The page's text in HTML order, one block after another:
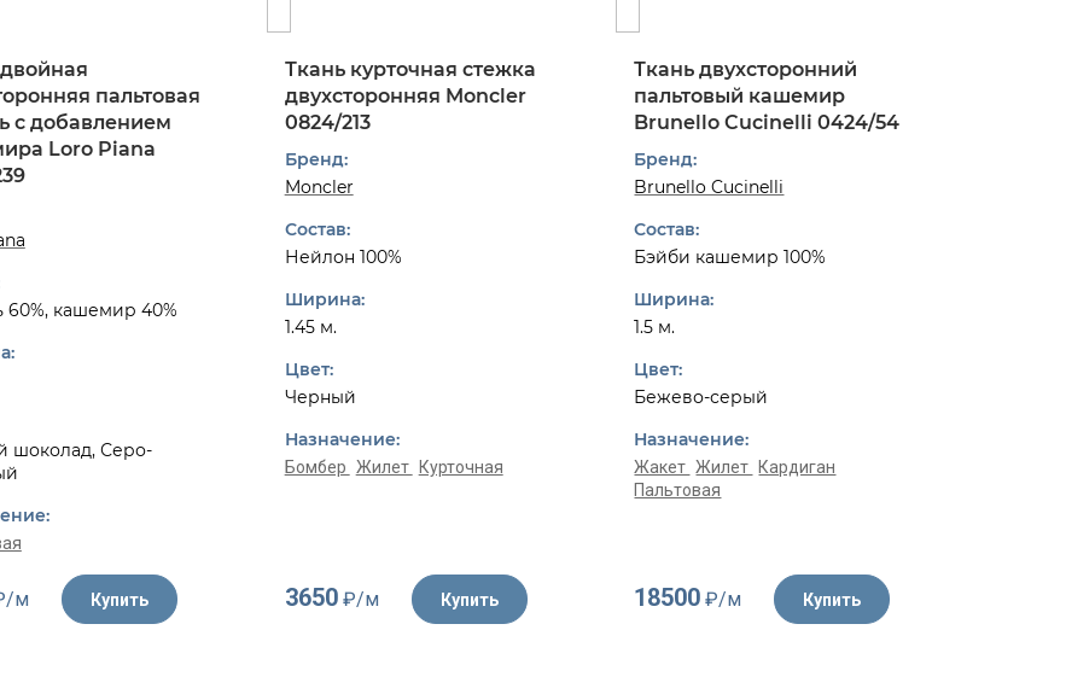
пальтовая
с добавлением
Loro Piana
60%, кашемир 40%
шоколад, Серо-
м Купить
Ткань курточная стежка
двухсторонняя Moncler
0824/213
Бренд:
Moncler
Состав:
Нейлон 100%
Ширина:
1.45 м.
Цвет:
Черный
Назначение:
Бомбер Жилет Курточная
3650₽/м Купить
Ткань двухсторонний
пальтовый кашемир
Brunello Cucinelli 0424/54
Бренд:
Brunello Cucinelli
Состав:
Бэйби кашемир 100%
Ширина:
1.5 м.
Цвет:
Бежево-серый
Назначение:
Жакет Жилет
Кардиган
Пальтовая
18500 ₽/м Купить